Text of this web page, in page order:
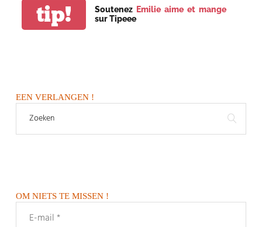
tip! Soutenez Emilie aime et mange
sur Tipeee
EEN VERLANGEN !
OM NIETS TE MISSEN !